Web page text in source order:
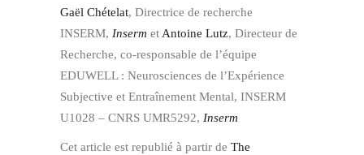
Gaël Chételat, Directrice de recherche
INSERM, Inserm etAntoine Lutz, Directeur de
Recherche, co-responsable de l’équipe
EDUWELL : Neurosciences de l’Expérience
Subjective et Entraînement Mental, INSERM
U1028 – CNRS UMR5292, Inserm
Cet article est republié à partir de The